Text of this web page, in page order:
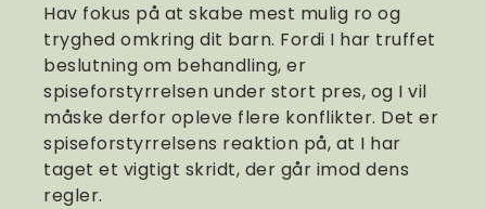
Hav fokus på at skabe mest mulig ro og
tryghed omkring dit barn. Fordi I har truffet
beslutning om behandling, er
spiseforstyrrelsen under stort pres, og I vil
måske derfor opleve flere konflikter. Det er
spiseforstyrrelsens reaktion på, at I har
taget et vigtigt skridt, der går imod dens
regler.